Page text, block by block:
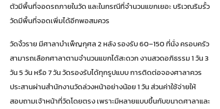
ตัวมีพื้นที่จอดรถภายในวัด และในกรณีที่จำนวนแขกเยอะ บริเวณริมรั้ว
วัดมีพื้นที่จอดเพิ่มได้อีกพอสมควร
วัดงิ้วราย มีศาลาบำเพ็ญกุศล 2 หลัง รองรับ 60–150 ที่นั่ง ครอบครัว
สามารถเลือกศาลาตามจำนวนแขกได้สะดวก งานสวดอภิธรรม 1 วัน 3
วัน 5 วัน หรือ 7 วัน วัดรองรับได้ทุกรูปแบบ การติดต่อจองศาลาควร
ประสานผ่านสำนักงานวัดล่วงหน้าอย่างน้อย 1 วัน ส่วนค่าใช้จ่ายให้
สอบถามเจ้าหน้าที่วัดโดยตรง เพราะมีหลายแบบขึ้นกับขนาดศาลาและ